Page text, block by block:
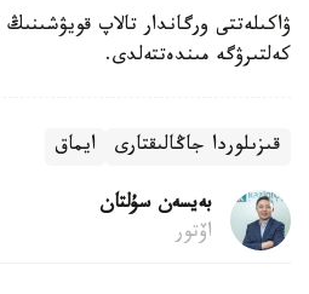
ۋاكىلەتتى ورگاندار تالاپ قويۋشىنىڭ
كەلتىرۋگە مىندەتتەلدى.
قىزىلوردا جاڭالىقتارى ايماق
بەيسەن سۇلتان
اۆتور